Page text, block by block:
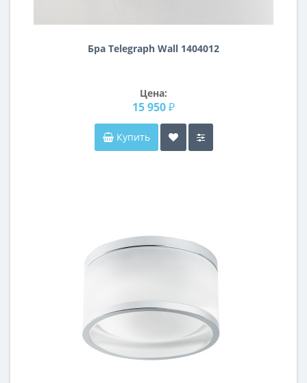
Бра Telegraph Wall 1404012
Цена:
15 950 ₽
Купить